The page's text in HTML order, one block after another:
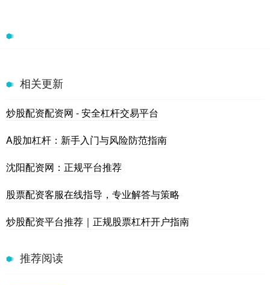
相关更新
炒股配资配资网 - 安全杠杆交易平台
A股加杠杆：新手入门与风险防范指南
沈阳配资网：正规平台推荐
股票配资客服在线指导，专业解答与策略
炒股配资平台推荐｜正规股票杠杆开户指南
推荐阅读